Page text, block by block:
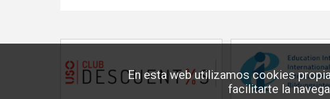
En esta web utilizamos cookies
facilitarte la